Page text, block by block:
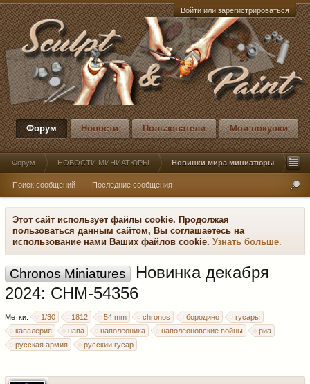
Войти или зарегистрироваться
Форум Новости Пользователи Мои покупки
Форум НОВОСТИ МИНИАТЮРЫ Новинки мира миниатюры
Поиск сообщений Последние сообщения
Этот сайт использует файлы cookie. Продолжая
пользоваться данным сайтом, Вы соглашаетесь на
использование нами Ваших файлов cookie. Узнать больше.
Chronos Miniatures
Новинка декабря
2024: CHM-54356
Метки: 1/30 1812 54 mm chronos бородино
гусары
кавалерия
напа наполеоника наполеоновские войны
риа
русская армия
русский гусар